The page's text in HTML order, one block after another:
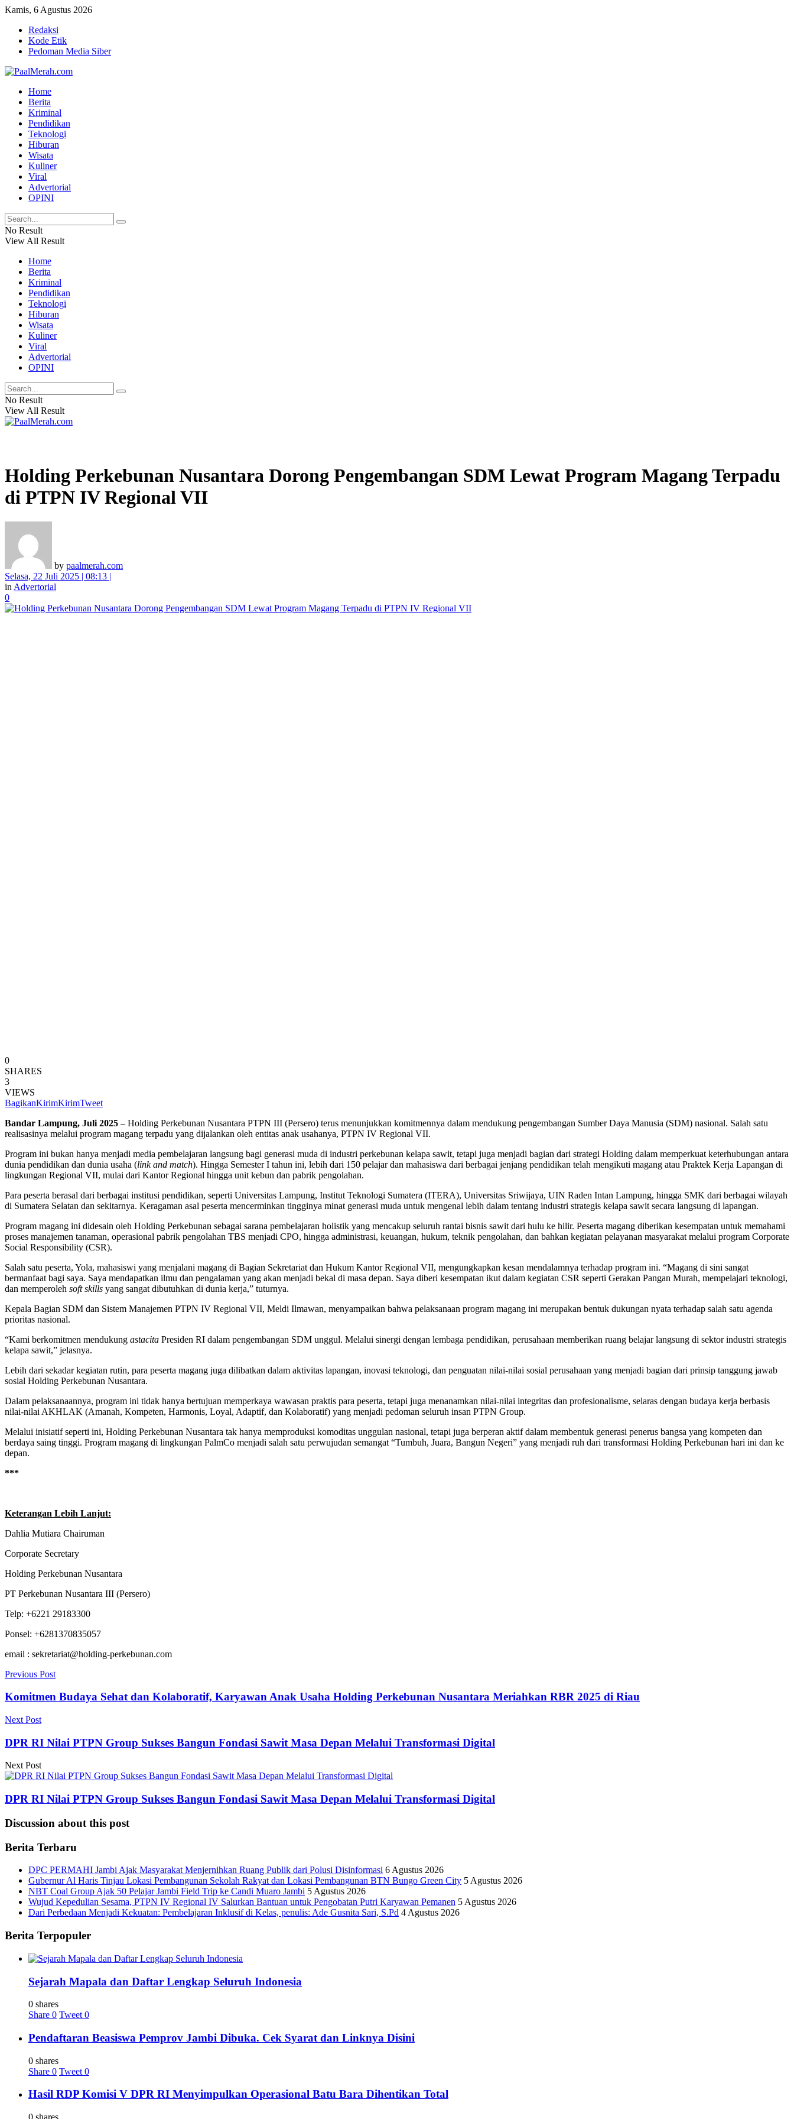
Kamis, 6 Agustus 2026
Redaksi
Kode Etik
Pedoman Media Siber
Home
Berita
Kriminal
Pendidikan
Teknologi
Hiburan
Wisata
Kuliner
Viral
Advertorial
OPINI
No Result
View All Result
Home
Berita
Kriminal
Pendidikan
Teknologi
Hiburan
Wisata
Kuliner
Viral
Advertorial
OPINI
No Result
View All Result
Holding Perkebunan Nusantara Dorong Pengembangan SDM Lewat Program Magang Terpadu
di PTPN IV Regional VII
by paalmerah.com
Selasa, 22 Juli 2025 | 08:13 |
in Advertorial
0
0
SHARES
3
VIEWS
BagikanKirimKirimTweet
Bandar Lampung, Juli 2025 – Holding Perkebunan Nusantara PTPN III (Persero) terus menunjukkan komitmennya dalam mendukung pengembangan Sumber Daya Manusia (SDM) nasional. Salah satu
realisasinya melalui program magang terpadu yang dijalankan oleh entitas anak usahanya, PTPN IV Regional VII.
Program ini bukan hanya menjadi media pembelajaran langsung bagi generasi muda di industri perkebunan kelapa sawit, tetapi juga menjadi bagian dari strategi Holding dalam memperkuat keterhubungan antara
dunia pendidikan dan dunia usaha (link and match). Hingga Semester I tahun ini, lebih dari 150 pelajar dan mahasiswa dari berbagai jenjang pendidikan telah mengikuti magang atau Praktek Kerja Lapangan di
lingkungan Regional VII, mulai dari Kantor Regional hingga unit kebun dan pabrik pengolahan.
Para peserta berasal dari berbagai institusi pendidikan, seperti Universitas Lampung, Institut Teknologi Sumatera (ITERA), Universitas Sriwijaya, UIN Raden Intan Lampung, hingga SMK dari berbagai wilayah
di Sumatera Selatan dan sekitarnya. Keragaman asal peserta mencerminkan tingginya minat generasi muda untuk mengenal lebih dalam tentang industri strategis kelapa sawit secara langsung di lapangan.
Program magang ini didesain oleh Holding Perkebunan sebagai sarana pembelajaran holistik yang mencakup seluruh rantai bisnis sawit dari hulu ke hilir. Peserta magang diberikan kesempatan untuk memahami
proses manajemen tanaman, operasional pabrik pengolahan TBS menjadi CPO, hingga administrasi, keuangan, hukum, teknik pengolahan, dan bahkan kegiatan pelayanan masyarakat melalui program Corporate
Social Responsibility (CSR).
Salah satu peserta, Yola, mahasiswi yang menjalani magang di Bagian Sekretariat dan Hukum Kantor Regional VII, mengungkapkan kesan mendalamnya terhadap program ini. “Magang di sini sangat
bermanfaat bagi saya. Saya mendapatkan ilmu dan pengalaman yang akan menjadi bekal di masa depan. Saya diberi kesempatan ikut dalam kegiatan CSR seperti Gerakan Pangan Murah, mempelajari teknologi,
dan memperoleh soft skills yang sangat dibutuhkan di dunia kerja,” tuturnya.
Kepala Bagian SDM dan Sistem Manajemen PTPN IV Regional VII, Meldi Ilmawan, menyampaikan bahwa pelaksanaan program magang ini merupakan bentuk dukungan nyata terhadap salah satu agenda
prioritas nasional.
“Kami berkomitmen mendukung astacita Presiden RI dalam pengembangan SDM unggul. Melalui sinergi dengan lembaga pendidikan, perusahaan memberikan ruang belajar langsung di sektor industri strategis
kelapa sawit,” jelasnya.
Lebih dari sekadar kegiatan rutin, para peserta magang juga dilibatkan dalam aktivitas lapangan, inovasi teknologi, dan penguatan nilai-nilai sosial perusahaan yang menjadi bagian dari prinsip tanggung jawab
sosial Holding Perkebunan Nusantara.
Dalam pelaksanaannya, program ini tidak hanya bertujuan memperkaya wawasan praktis para peserta, tetapi juga menanamkan nilai-nilai integritas dan profesionalisme, selaras dengan budaya kerja berbasis
nilai-nilai AKHLAK (Amanah, Kompeten, Harmonis, Loyal, Adaptif, dan Kolaboratif) yang menjadi pedoman seluruh insan PTPN Group.
Melalui inisiatif seperti ini, Holding Perkebunan Nusantara tak hanya memproduksi komoditas unggulan nasional, tetapi juga berperan aktif dalam membentuk generasi penerus bangsa yang kompeten dan
berdaya saing tinggi. Program magang di lingkungan PalmCo menjadi salah satu perwujudan semangat “Tumbuh, Juara, Bangun Negeri” yang menjadi ruh dari transformasi Holding Perkebunan hari ini dan ke
depan.
***
Keterangan Lebih Lanjut:
Dahlia Mutiara Chairuman
Corporate Secretary
Holding Perkebunan Nusantara
PT Perkebunan Nusantara III (Persero)
Telp: +6221 29183300
Ponsel: +6281370835057
email : sekretariat@holding-perkebunan.com
Previous Post
Komitmen Budaya Sehat dan Kolaboratif, Karyawan Anak Usaha Holding Perkebunan Nusantara Meriahkan RBR 2025 di Riau
Next Post
DPR RI Nilai PTPN Group Sukses Bangun Fondasi Sawit Masa Depan Melalui Transformasi Digital
Next Post
DPR RI Nilai PTPN Group Sukses Bangun Fondasi Sawit Masa Depan Melalui Transformasi Digital
Discussion about this post
Berita Terbaru
DPC PERMAHI Jambi Ajak Masyarakat Menjernihkan Ruang Publik dari Polusi Disinformasi 6 Agustus 2026
Gubernur Al Haris Tinjau Lokasi Pembangunan Sekolah Rakyat dan Lokasi Pembangunan BTN Bungo Green City 5 Agustus 2026
NBT Coal Group Ajak 50 Pelajar Jambi Field Trip ke Candi Muaro Jambi 5 Agustus 2026
Wujud Kepedulian Sesama, PTPN IV Regional IV Salurkan Bantuan untuk Pengobatan Putri Karyawan Pemanen 5 Agustus 2026
Dari Perbedaan Menjadi Kekuatan: Pembelajaran Inklusif di Kelas, penulis: Ade Gusnita Sari, S.Pd 4 Agustus 2026
Berita Terpopuler
Sejarah Mapala dan Daftar Lengkap Seluruh Indonesia
0 shares
Share 0 Tweet 0
Pendaftaran Beasiswa Pemprov Jambi Dibuka. Cek Syarat dan Linknya Disini
0 shares
Share 0 Tweet 0
Hasil RDP Komisi V DPR RI Menyimpulkan Operasional Batu Bara Dihentikan Total